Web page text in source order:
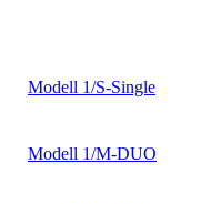
Modell 1/S-Single
Modell 1/M-DUO